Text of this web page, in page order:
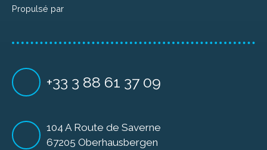
Propulsé par
+33 3 88 61 37 09
104 A Route de Saverne
67205 Oberhausbergen